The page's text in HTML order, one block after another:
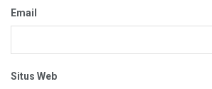
Email
Situs Web